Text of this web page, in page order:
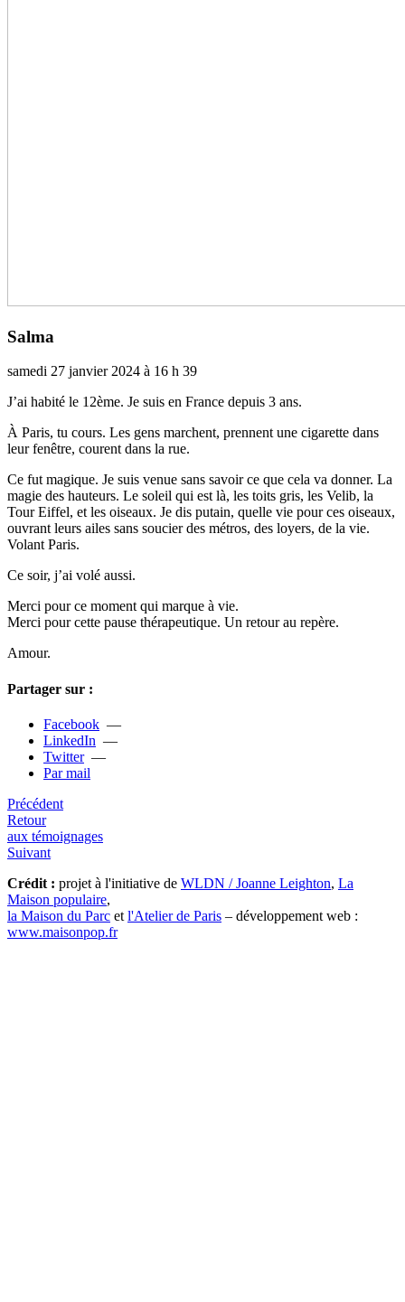
Salma
samedi 27 janvier 2024 à 16 h 39
J’ai habité le 12ème. Je suis en France depuis 3 ans.
À Paris, tu cours. Les gens mar­chent, pren­nent une ciga­rette dans
leur fenê­tre, cou­rent dans la rue.
Ce fut magi­que. Je suis venue sans savoir ce que cela va donner. La
magie des hau­teurs. Le soleil qui est là, les toits gris, les Velib, la
Tour Eiffel, et les oiseaux. Je dis putain, quelle vie pour ces oiseaux,
ouvrant leurs ailes sans sou­cier des métros, des loyers, de la vie.
Volant Paris.
Ce soir, j’ai volé aussi.
Merci pour ce moment qui marque à vie.
Merci pour cette pause thé­ra­peu­ti­que. Un retour au repère.
Amour.
Partager sur :
Facebook —
LinkedIn —
Twitter—
Par mail
Précédent
Retour
aux témoignages
Suivant
Crédit : projet à l'initiative de WLDN / Joanne Leighton, La
Maison populaire,
la Maison du Parc et l'Atelier de Paris – développement web :
www.maisonpop.fr